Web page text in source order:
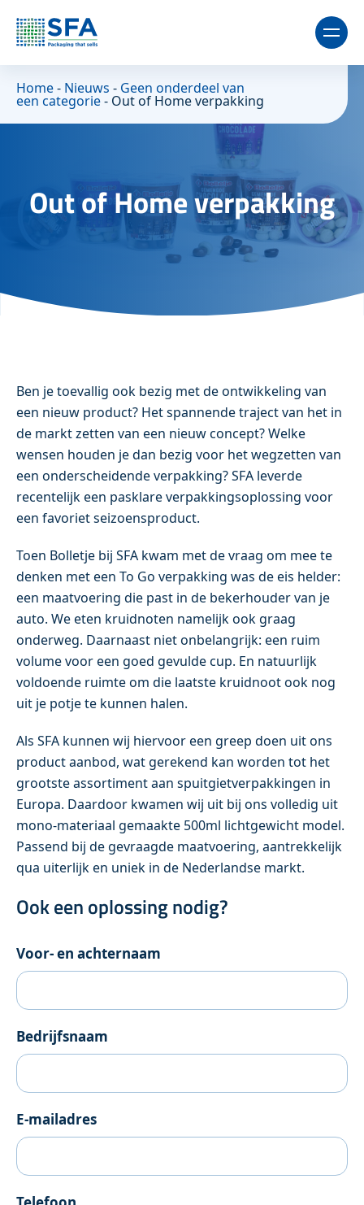
Home- Nieuws - Geen onderdeel van
een categorie- Out of Home verpakking
Out of Home verpakking
Ben je toevallig ook bezig met de ontwikkeling van
een nieuw product? Het spannende traject van het in
de markt zetten van een nieuw concept? Welke
wensen houden je dan bezig voor het wegzetten van
een onderscheidende verpakking? SFA leverde
recentelijk een pasklare verpakkingsoplossing voor
een favoriet seizoensproduct.
Toen Bolletje bij SFA kwam met de vraag om mee te
denken met een To Go verpakking was de eis helder:
een maatvoering die past in de bekerhouder van je
auto. We eten kruidnoten namelijk ook graag
onderweg. Daarnaast niet onbelangrijk: een ruim
volume voor een goed gevulde cup. En natuurlijk
voldoende ruimte om die laatste kruidnoot ook nog
uit je potje te kunnen halen.
Als SFA kunnen wij hiervoor een greep doen uit ons
product aanbod, wat gerekend kan worden tot het
grootste assortiment aan spuitgietverpakkingen in
Europa. Daardoor kwamen wij uit bij ons volledig uit
mono-materiaal gemaakte 500ml lichtgewicht model.
Passend bij de gevraagde maatvoering, aantrekkelijk
qua uiterlijk en uniek in de Nederlandse markt.
Ook een oplossing nodig?
Voor- en achternaam
Bedrijfsnaam
E-mailadres